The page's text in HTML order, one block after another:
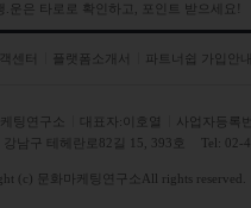
.운은 타로로 확인하고, 포인트 받으세요!
객센터 플랫폼소개서 파트너쉽 가입안내
팅연구소 대표자:이호열 사업자등록
강남구 테헤란로82길 15, 393호
Tel: 02-
(c) 문화마케팅연구소 All rights reserved.